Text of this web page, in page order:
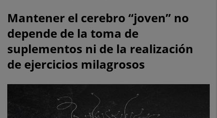
el
cerebro
“joven”
depende
de
toma
suplementos
Mantener el cerebro “joven” no
depende de la toma de
suplementos ni de la realización
de ejercicios milagrosos